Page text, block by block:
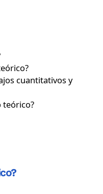
cuantitativos y
teórico?